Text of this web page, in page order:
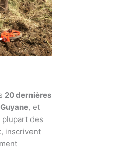
20 dernières
, et
des
inscrivent